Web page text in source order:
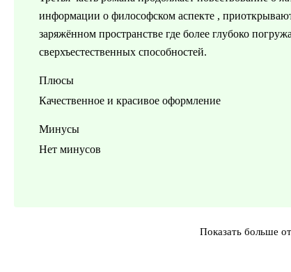
информации о философском аспекте ,
заряжённом пространстве где более глубоко
сверхъестественных способностей.
Плюсы
Качественное и красивое оформление
Минусы
Нет минусов
Показать больше